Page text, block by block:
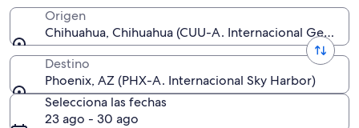
Origen
Chihuahua, Chihuahua (CUU-A. Internacional
Destino
Phoenix, AZ (PHX-A. Internacional Sky Harbor)
Selecciona las fechas
23 ago - 30 ago